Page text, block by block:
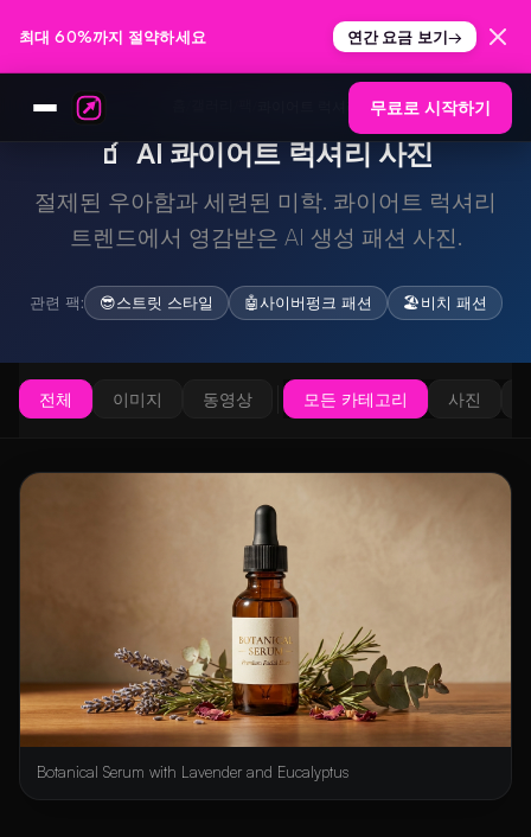
최대 60%까지 절약하세요 연간 요금 보기→
무료로 시작하기
🧃AI 콰이어트 럭셔리 사진
절제된 우아함과 세련된 미학. 콰이어트 럭셔리
트렌드에서 영감받은 AI 생성 패션 사진.
관련 팩: 😎스트릿 스타일 🤖사이버펑크 패션 🏖️비치 패션
전체 이미지 동영상 모든 카테고리 사진
Botanical Serum with Lavender and Eucalyptus